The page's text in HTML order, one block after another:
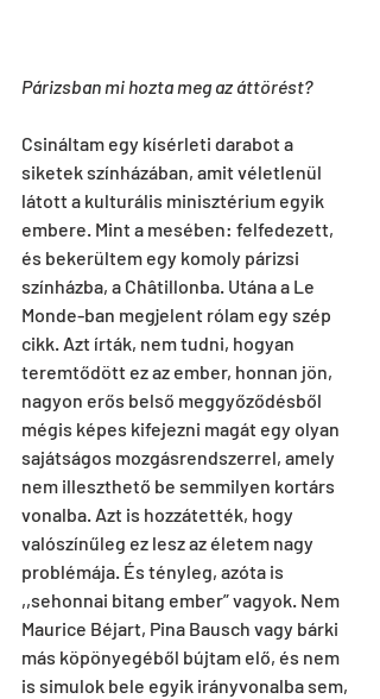
Párizsban mi hozta meg az áttörést?
Csináltam egy kísérleti darabot a
siketek színházában, amit véletlenül
látott a kulturális minisztérium egyik
embere. Mint a mesében: felfedezett,
és bekerültem egy komoly párizsi
színházba, a Châtillonba. Utána a Le
Monde-ban megjelent rólam egy szép
cikk. Azt írták, nem tudni, hogyan
teremtődött ez az ember, honnan jön,
nagyon erős belső meggyőződésből
mégis képes kifejezni magát egy olyan
sajátságos mozgásrendszerrel, amely
nem illeszthető be semmilyen kortárs
vonalba. Azt is hozzátették, hogy
valószínűleg ez lesz az életem nagy
problémája. És tényleg, azóta is
,,sehonnai bitang ember” vagyok. Nem
Maurice Béjart, Pina Bausch vagy bárki
más köpönyegéből bújtam elő, és nem
is simulok bele egyik irányvonalba sem,